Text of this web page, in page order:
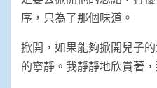
序，只為了那個味道。
掀開，如果能夠掀開兒子
的寧靜。我靜靜地欣賞著